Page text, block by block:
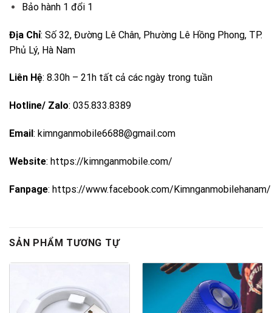
Bảo hành 1 đổi 1
Địa Chỉ: Số 32, Đường Lê Chân, Phường Lê Hồng Phong, TP.
Phủ Lý, Hà Nam
Liên Hệ: 8.30h – 21h tất cả các ngày trong tuần
Hotline/ Zalo: 035.833.8389
Email: kimnganmobile6688@gmail.com
Website: https://kimnganmobile.com/
Fanpage: https://www.facebook.com/Kimnganmobilehanam/
SẢN PHẨM TƯƠNG TỰ